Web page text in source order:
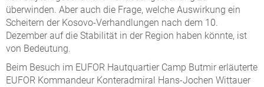
überwinden. Aber auch die Frage, welche Auswirkung ein
Scheitern der Kosovo-Verhandlungen nach dem 10.
Dezember auf die Stabilität in der Region haben könnte, ist
von Bedeutung.
Beim Besuch im EUFOR Hautquartier Camp Butmir erläuterte
EUFOR Kommandeur Konteradmiral Hans-Jochen Wittauer